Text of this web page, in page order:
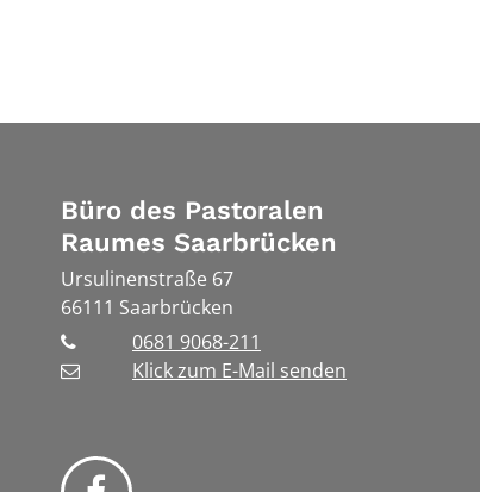
Büro des Pastoralen
Raumes Saarbrücken
Ursulinenstraße 67
66111 Saarbrücken
0681 9068-211
Klick zum E-Mail senden